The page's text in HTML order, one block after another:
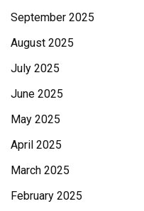
September 2025
August 2025
July 2025
June 2025
May 2025
April 2025
March 2025
February 2025